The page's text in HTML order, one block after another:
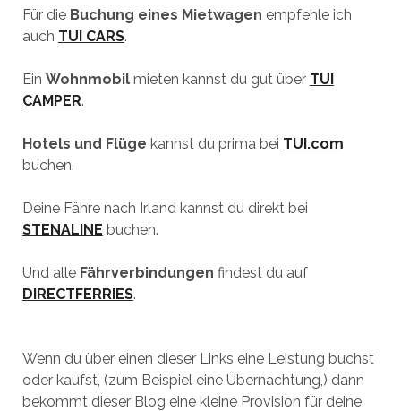
Für die Buchung eines Mietwagen empfehle ich
auch TUI CARS.
Ein Wohnmobilmieten kannst du gut über TUI
CAMPER.
Hotels und Flüge kannst du prima bei TUI.com
buchen.
Deine Fähre nach Irland kannst du direkt bei
STENALINE buchen.
Und alle Fährverbindungen findest du auf
DIRECTFERRIES.
Wenn du über einen dieser Links eine Leistung buchst
oder kaufst, (zum Beispiel eine Übernachtung,) dann
bekommt dieser Blog eine kleine Provision für deine